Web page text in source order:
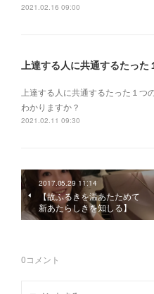
2021.02.16 09:00
上達する人に共通するたった
上達する人に共通するたった１つ
わかりますか？
2021.02.11 09:30
2017.05.29 11:14
【故ふるきを温あたためて
新あたらしきを知しる】
0コメント